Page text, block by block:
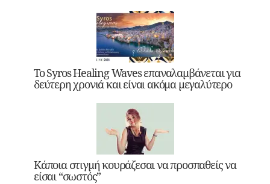
Το Syros Healing Waves επαναλαμβάνεται για
δεύτερη χρονιά και είναι ακόμα μεγαλύτερο
Κάποια στιγμή κουράζεσαι να προσπαθείς να
είσαι “σωστός”